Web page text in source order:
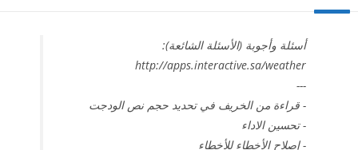
أسئلة وأجوبة (الأسئلة الشائعة):
http://apps.interactive.sa/weather
---
- قراءة من الخريف في تحديد حجم نص الودجت
- تحسين الاداء
- إصلاح الأخطاء للأخطاء